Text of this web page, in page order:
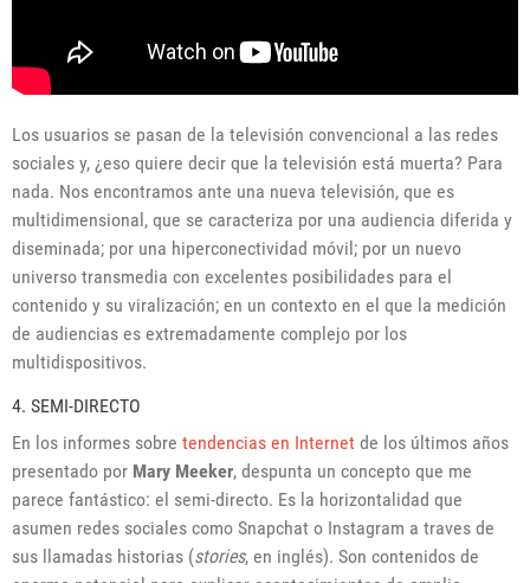
Los usuarios se pasan de la televisión convencional a las redes
sociales y, ¿eso quiere decir que la televisión está muerta? Para
nada. Nos encontramos ante una nueva televisión, que es
multidimensional, que se caracteriza por una audiencia diferida y
diseminada; por una hiperconectividad móvil; por un nuevo
universo transmedia con excelentes posibilidades para el
contenido y su viralización; en un contexto en el que la medición
de audiencias es extremadamente complejo por los
multidispositivos.
4. SEMI-DIRECTO
En los informes sobre tendencias en Internet de los últimos años
presentado por Mary Meeker, despunta un concepto que me
parece fantástico: el semi-directo. Es la horizontalidad que
asumen redes sociales como Snapchat o Instagram a traves de
sus llamadas historias (stories, en inglés). Son contenidos de